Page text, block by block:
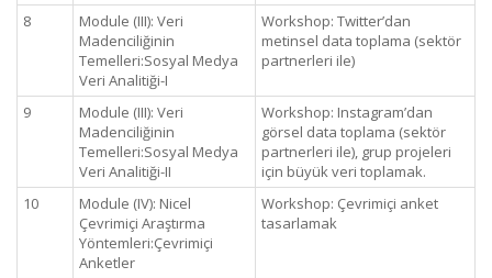
8
Module (III): Veri
Madenciliğinin
Temelleri:Sosyal Medya
Veri Analitiği-I
Workshop: Twitter’dan
metinsel data toplama (sektör
partnerleri ile)
9
Module (III): Veri
Madenciliğinin
Temelleri:Sosyal Medya
Veri Analitiği-II
Workshop: Instagram’dan
görsel data toplama (sektör
partnerleri ile), grup projeleri
için büyük veri toplamak.
10
Module (IV): Nicel
Çevrimiçi Araştırma
Yöntemleri:Çevrimiçi
Anketler
Workshop: Çevrimiçi anket
tasarlamak